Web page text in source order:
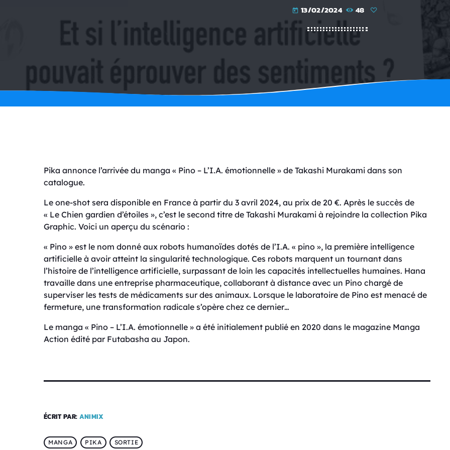
today 13/02/2024 48
Pika annonce l’arrivée du manga « Pino – L’I.A. émotionnelle » de Takashi Murakami dans son
catalogue.
Le one-shot sera disponible en France à partir du 3 avril 2024, au prix de 20 €. Après le succès de
« Le Chien gardien d’étoiles », c’est le second titre de Takashi Murakami à rejoindre la collection Pika
Graphic. Voici un aperçu du scénario :
« Pino » est le nom donné aux robots humanoïdes dotés de l’I.A. « pino », la première intelligence
artificielle à avoir atteint la singularité technologique. Ces robots marquent un tournant dans
l’histoire de l’intelligence artificielle, surpassant de loin les capacités intellectuelles humaines. Hana
travaille dans une entreprise pharmaceutique, collaborant à distance avec un Pino chargé de
superviser les tests de médicaments sur des animaux. Lorsque le laboratoire de Pino est menacé de
fermeture, une transformation radicale s’opère chez ce dernier…
Le manga « Pino – L’I.A. émotionnelle » a été initialement publié en 2020 dans le magazine Manga
Action édité par Futabasha au Japon.
ÉCRIT PAR: ANIMIX
MANGA PIKA SORTIE